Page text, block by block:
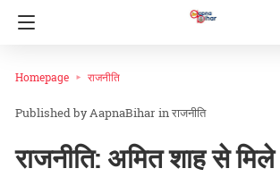
Homepage राजनीति
AapnaBihar inराजनीति
राजनीति: अमित शाह से